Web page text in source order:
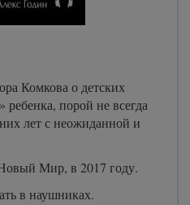
Комкова о детских
порой не всегда
лет с неожиданной и
Мир, в 2017 году.
в наушниках.